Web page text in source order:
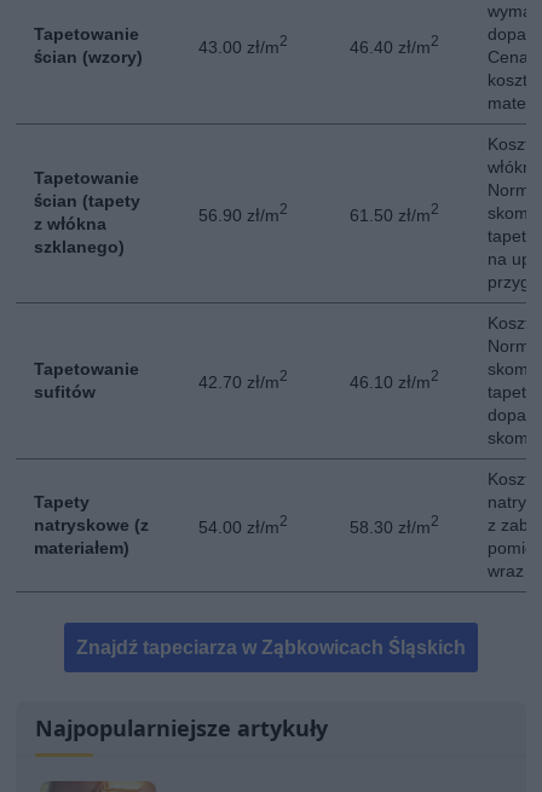
Tapetowanie
ścian (wzory)
43.00 zł/m2 46.40 zł/m2
Cena
Tapetowanie
ścian (tapety
z włókna
szklanego)
56.90 zł/m2 61.50 zł/m2
Koszt
tapeta
na
Tapetowanie
sufitów
42.70 zł/m2 46.10 zł/m2
Koszt
tapeta
Tapety
natryskowe (z
materiałem)
54.00 zł/m2 58.30 zł/m2
Koszt
z
wraz z
Znajdź tapeciarza w Ząbkowicach Śląskich
Najpopularniejsze artykuły